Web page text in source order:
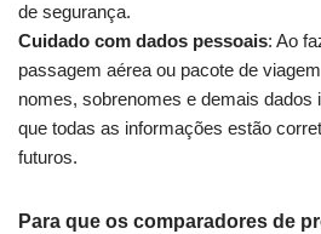
de segurança.
Cuidado com dados pessoais: Ao
passagem aérea ou pacote de
nomes, sobrenomes e demais dados
que todas as informações estão
futuros.
Para que os comparadores de